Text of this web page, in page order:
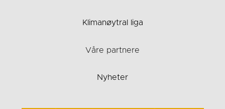
Klimanøytral liga
Våre partnere
Nyheter